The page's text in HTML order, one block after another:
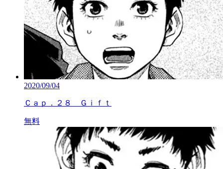
2020/09/04
Ｃａｐ．２８ Ｇｉｆｔ
無料